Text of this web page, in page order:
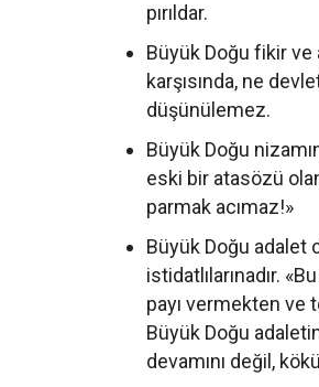
pırıldar.
Büyük Doğu fikir
karşısında, ne
düşünülemez.
Büyük Doğu
eski bir atasözü
parmak acımaz!»
Büyük Doğu adalet
istidatlılarınadır.
payı vermekten ve
Büyük Doğu
devamını değil,